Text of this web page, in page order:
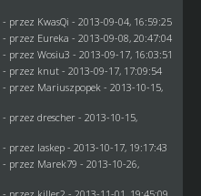
- przez KwasQi - 2013-09-04, 16:59:25
- przez Eureka - 2013-09-08, 20:47:04
- przez Wosiu3 - 2013-09-17, 16:03:51
- przez knut- 2013-09-17, 17:09:54
- przez Mariuszpopek - 2013-10-15,
- przez drescher- 2013-10-15,
- przez laskep- 2013-10-17, 19:17:43
- przez Marek79 - 2013-10-26,